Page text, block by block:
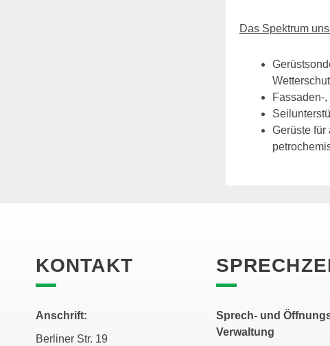
Das Spektrum
Fassaden-
Gerüste für
KONTAKT
Anschrift:
Berliner Str. 19
Sprech- und
Verwaltung